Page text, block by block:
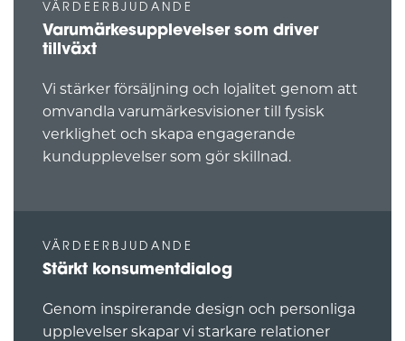
VÄRDEERBJUDANDE
Varumärkesupplevelser som driver
tillväxt
Vi stärker försäljning och lojalitet genom att
omvandla varumärkesvisioner till fysisk
verklighet och skapa engagerande
kundupplevelser som gör skillnad.
VÄRDEERBJUDANDE
Stärkt konsumentdialog
Genom inspirerande design och personliga
upplevelser skapar vi starkare relationer